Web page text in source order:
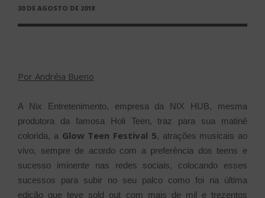
PUBLICADO
30 DE AGOSTO DE 2018
Por Andréia Bueno
A Nix Entretenimento, empresa da NIX HUB, mesma
produtora da famosa Holi Teen, traz para sua matinê
colorida, a Glow Teen Festival 5, atrações musicais ao
vivo, sempre de acordo com a preferência dos teens e
sucesso iminente nas redes sociais, colocando esses
sucessos para subir no seu palco como foi na última
edição que teve sold out com mais de mil e trezentos